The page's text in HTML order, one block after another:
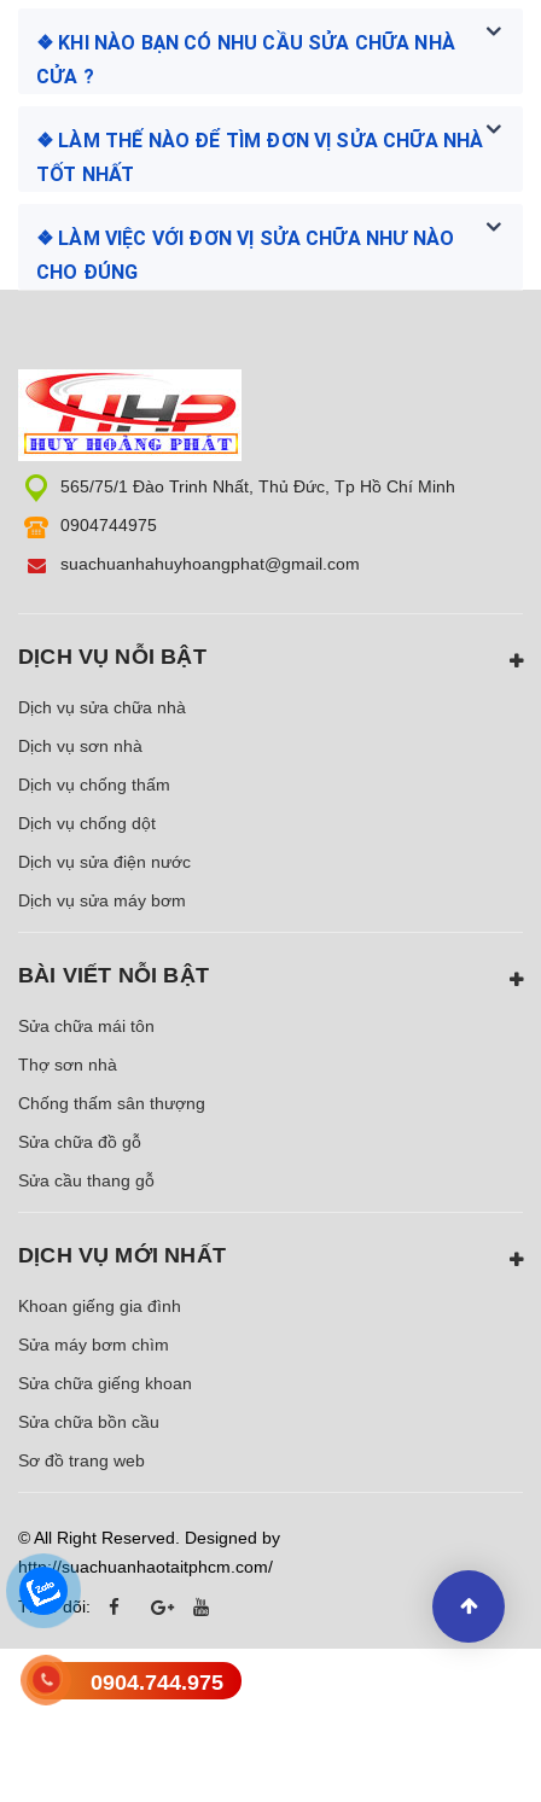
❖ KHI NÀO BẠN CÓ NHU CẦU SỬA CHỮA NHÀ
CỬA ?
❖ LÀM THẾ NÀO ĐỂ TÌM ĐƠN VỊ SỬA CHỮA NHÀ
TỐT NHẤT
❖ LÀM VIỆC VỚI ĐƠN VỊ SỬA CHỮA NHƯ NÀO
CHO ĐÚNG
565/75/1 Đào Trinh Nhất, Thủ Đức, Tp Hồ Chí Minh
0904744975
suachuanhahuyhoangphat@gmail.com
DỊCH VỤ NỖI BẬT
Dịch vụ sửa chữa nhà
Dịch vụ sơn nhà
Dịch vụ chống thấm
Dịch vụ chống dột
Dịch vụ sửa điện nước
Dịch vụ sửa máy bơm
BÀI VIẾT NỖI BẬT
Sửa chữa mái tôn
Thợ sơn nhà
Chống thấm sân thượng
Sửa chữa đồ gỗ
Sửa cầu thang gỗ
DỊCH VỤ MỚI NHẤT
Khoan giếng gia đình
Sửa máy bơm chìm
Sửa chữa giếng khoan
Sửa chữa bồn cầu
Sơ đồ trang web
© All Right Reserved. Designed by
http://suachuanhaotaitphcm.com/
Theo dõi:
0904.744.975